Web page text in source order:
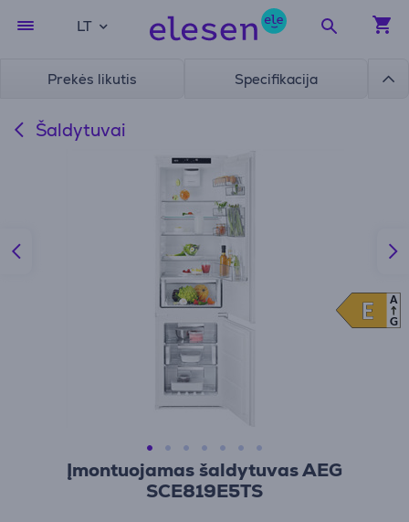
LT
Prekės likutis Specifikacija
Šaldytuvai
Įmontuojamas šaldytuvas AEG
SCE819E5TS
E
E
A
G